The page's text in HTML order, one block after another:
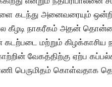
கடந்து அனைவரையும்
கீழடி நாகரீகம் அதன்
மற்றும் கிழக்காசிய
வேகத்திற்கு ஏற்ப
பெருமிதம் கொள்வதாக